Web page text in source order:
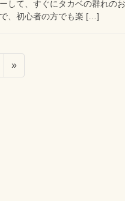
して、すぐにタカベの群れの
、初心者の方でも楽 […]
»